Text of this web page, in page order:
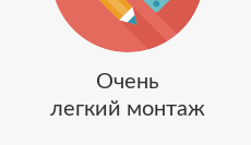
Очень
легкий монтаж